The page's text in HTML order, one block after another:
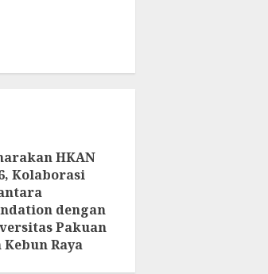
HKAN
Kolaborasi
dengan
Pakuan
Kebun Raya